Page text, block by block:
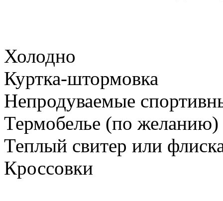
Холодно
Куртка-штормовка
Непродуваемые
Термобелье (по желанию)
Теплый свитер или
Кроссовки